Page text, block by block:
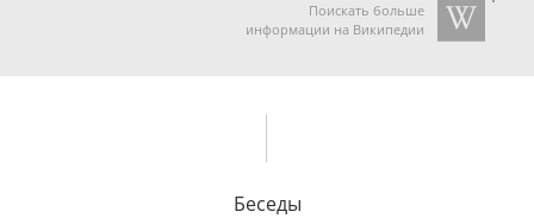
Поискать больше
информации на Википедии
Беседы